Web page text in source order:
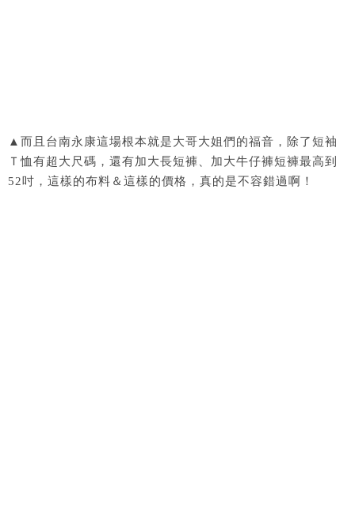
▲而且台南永康這場根本就是大哥大姐們的福音，除了短袖
Ｔ恤有超大尺碼，還有加大長短褲、加大牛仔褲短褲最高到
52吋，這樣的布料＆這樣的價格，真的是不容錯過啊！